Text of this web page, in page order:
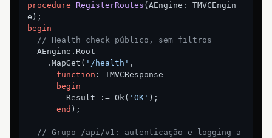
procedure RegisterRoutes (AEngine: TMVCEngin
e) ;
begin
// Health check público, sem filtros
    .MapGet(
'/health' ,
function :
IMVCResponse
begin
        Result := Ok(
'OK' );
end );
// Grupo /api/v1: autenticação e logging a